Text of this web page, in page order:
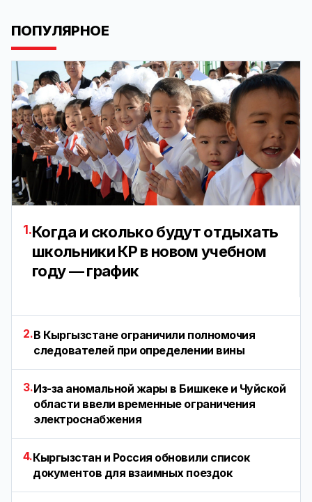
ПОПУЛЯРНОЕ
1.Когда и сколько будут отдыхать
школьники КР в новом учебном
году — график
2.В Кыргызстане ограничили полномочия
следователей при определении вины
3.Из-за аномальной жары в Бишкеке и Чуйской
области ввели временные ограничения
электроснабжения
4.Кыргызстан и Россия обновили список
документов для взаимных поездок